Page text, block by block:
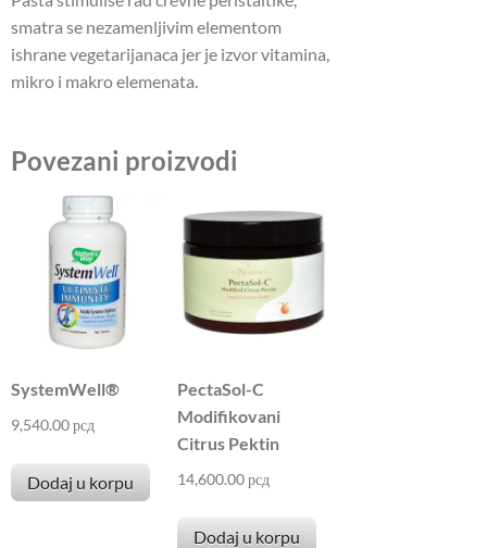
smatra se nezamenljivim elementom
ishrane vegetarijanaca jer je izvor vitamina,
mikro i makro elemenata.
Povezani proizvodi
SystemWell®
9,540.00рсд
Dodaj u korpu
PectaSol-C
Modifikovani
Citrus Pektin
14,600.00рсд
Dodaj u korpu